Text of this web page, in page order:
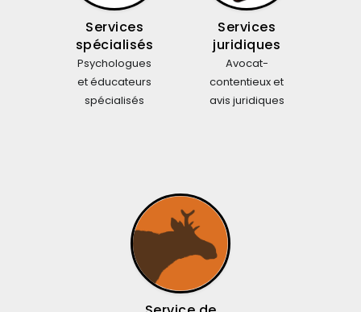
Services
spécialisés
Psychologues
et éducateurs
spécialisés
Services
juridiques
Avocat-
contentieux et
avis juridiques